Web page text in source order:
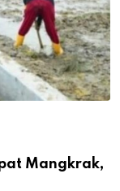
Mangkrak,